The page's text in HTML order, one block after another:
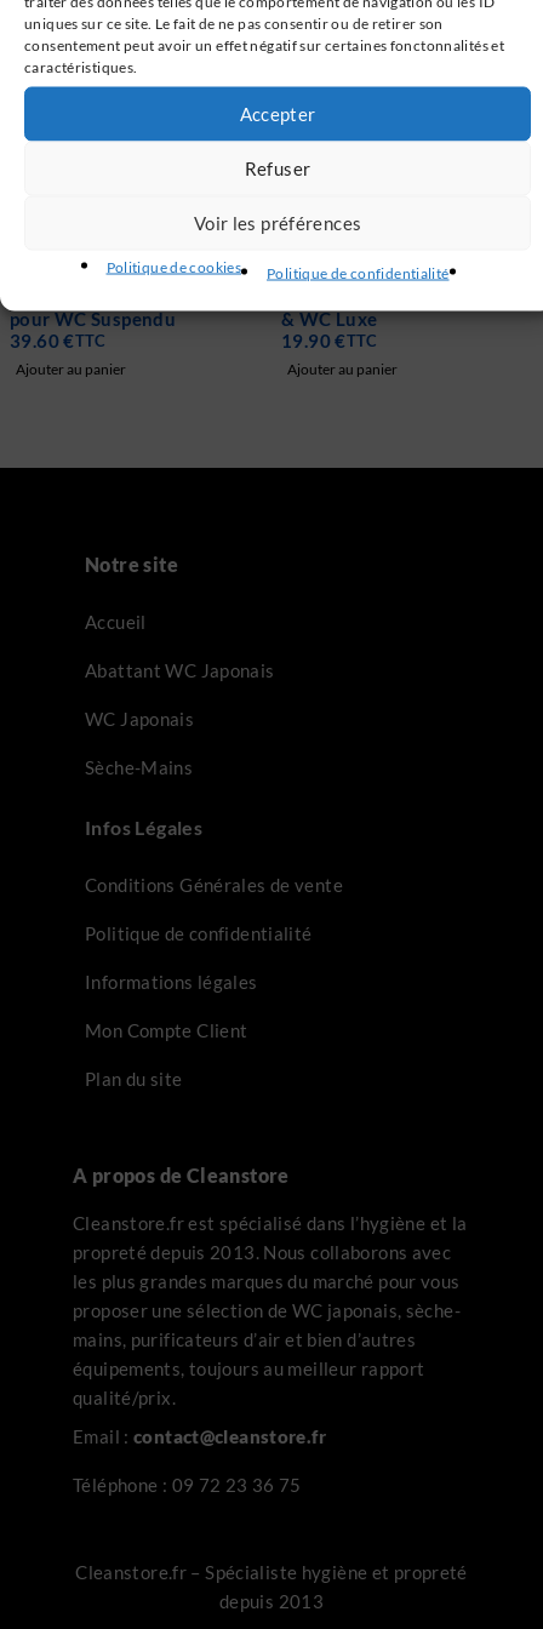
uniques sur ce site. Le fait de ne pas consentir ou de retirer son
consentement peut avoir un effet négatif sur certaines fonctonnalités et
caractéristiques.
Accepter
Refuser
Voir les préférences
Politique de cookies Politique de confidentialité
2 avis
pour WC Suspendu
39.60€TTC
Ajouter au panier
& WC Luxe
19.90€TTC
Ajouter au panier
Notre site
Accueil
Abattant WC Japonais
WC Japonais
Sèche-Mains
Infos Légales
Conditions Générales de vente
Politique de confidentialité
Informations légales
Mon Compte Client
Plan du site
A propos de Cleanstore
Cleanstore.fr est spécialisé dans l’hygiène et la
propreté depuis 2013. Nous collaborons avec
les plus grandes marques du marché pour vous
proposer une sélection de WC japonais, sèche-
mains, purificateurs d’air et bien d’autres
équipements, toujours au meilleur rapport
qualité/prix.
Email : contact@cleanstore.fr
Téléphone : 09 72 23 36 75
Cleanstore.fr – Spécialiste hygiène et propreté
depuis 2013